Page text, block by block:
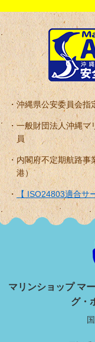
沖縄県公安委員会指
一般財団法人沖縄マ
員
内閣府不定期航路事
港）
【 ISO24803適合サ
マリンショップ マ
グ・